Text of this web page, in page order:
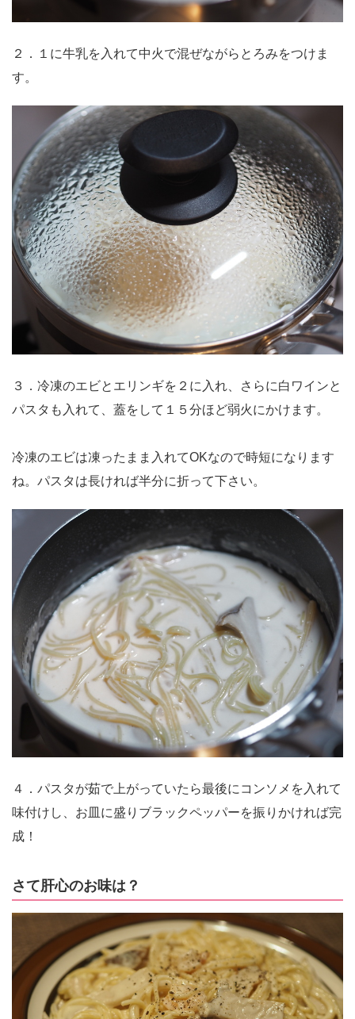
２．１に牛乳を入れて中火で混ぜながらとろみをつけま
す。
３．冷凍のエビとエリンギを２に入れ、さらに白ワインと
パスタも入れて、蓋をして１５分ほど弱火にかけます。
冷凍のエビは凍ったまま入れてOKなので時短になります
ね。パスタは長ければ半分に折って下さい。
４．パスタが茹で上がっていたら最後にコンソメを入れて
味付けし、お皿に盛りブラックペッパーを振りかければ完
成！
さて肝心のお味は？